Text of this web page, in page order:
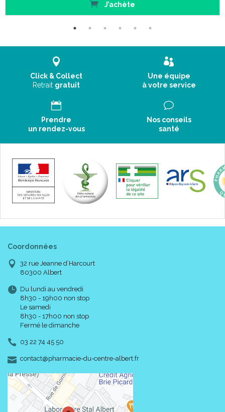
J’achète
Click & Collect
Retrait gratuit
Une équipe
à votre service
Prendre
un rendez-vous
Nos conseils
santé
Coordonnées
32 rue Jeanne d’Harcourt
80300 Albert
Du lundi au vendredi
8h30 - 19h00 non stop
Le samedi
8h30 - 17h00 non stop
Fermé le dimanche
03 22 74 45 50
contact-
@-
pharmacie-du-centre-albert.fr